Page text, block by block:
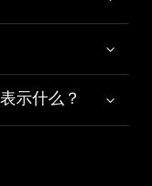
示什么？